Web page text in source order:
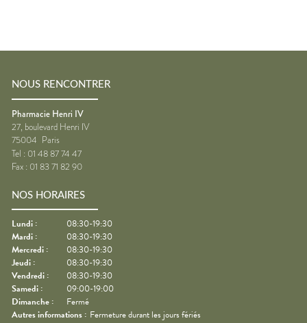
NOUS RENCONTRER
Pharmacie Henri IV
27, boulevard Henri IV
75004 Paris
Tel : 01 48 87 74 47
Fax : 01 83 71 82 90
NOS HORAIRES
Lundi :
08:30-19:30
Mardi :
08:30-19:30
Mercredi :
08:30-19:30
Jeudi :
08:30-19:30
Vendredi :
08:30-19:30
Samedi :
09:00-19:00
Dimanche :
Fermé
Autres informations : Fermeture durant les jours fériés